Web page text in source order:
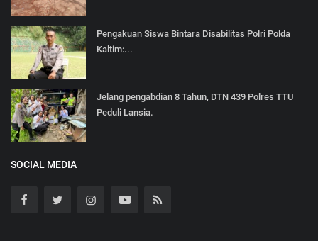
Pengakuan Siswa Bintara Disabilitas Polri Polda
Kaltim:...
Jelang pengabdian 8 Tahun, DTN 439 Polres TTU
Peduli Lansia.
SOCIAL MEDIA